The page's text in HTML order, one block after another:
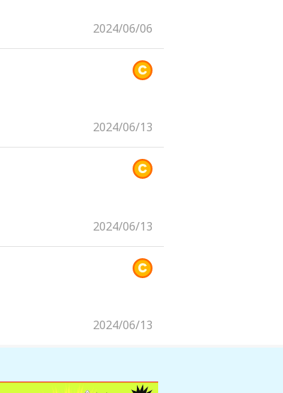
2024/06/06
2024/06/13
2024/06/13
2024/06/13